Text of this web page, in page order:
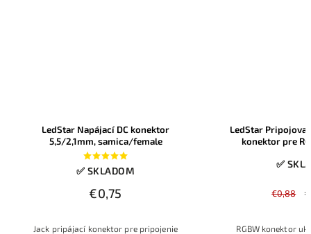
LedStar Napájací DC konektor
5,5/2,1mm, samica/female
✅ SKLADOM
€0,75
Jack pripájací konektor pre pripojenie
LedStar
konektor pre
✅
€0,88
RGBW konektor